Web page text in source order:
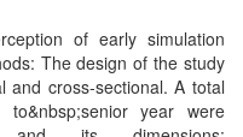
of early simulation
The design of the study
and cross-sectional. A total
year were